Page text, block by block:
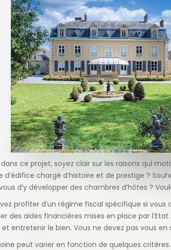
ce projet, soyez clair sur les raisons qui
d’édifice chargé d’histoire et de prestige ?
d’y développer des chambres d’hôtes ?
profiter d’un régime fiscal spécifique si
des aides financières mises en place par
entretenir le bien. Vous ne devez pas vous en
peut varier en fonction de quelques